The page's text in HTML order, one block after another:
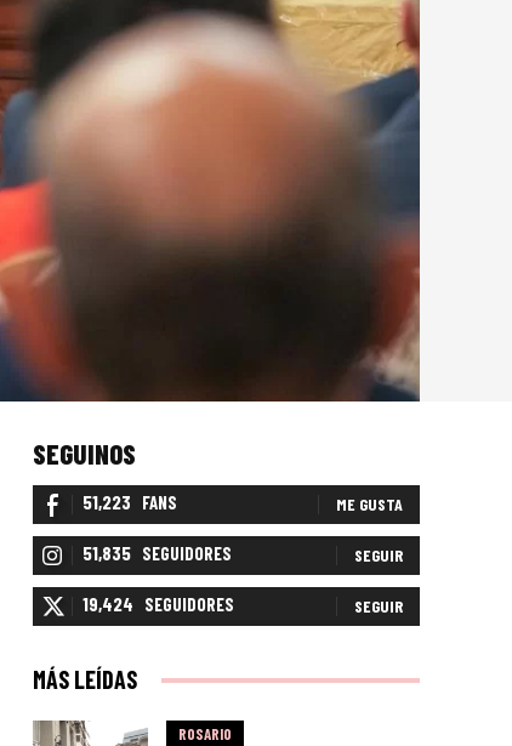
SEGUINOS
51,223 FANS ME GUSTA
51,835 SEGUIDORES SEGUIR
19,424 SEGUIDORES SEGUIR
MÁS LEÍDAS
ROSARIO